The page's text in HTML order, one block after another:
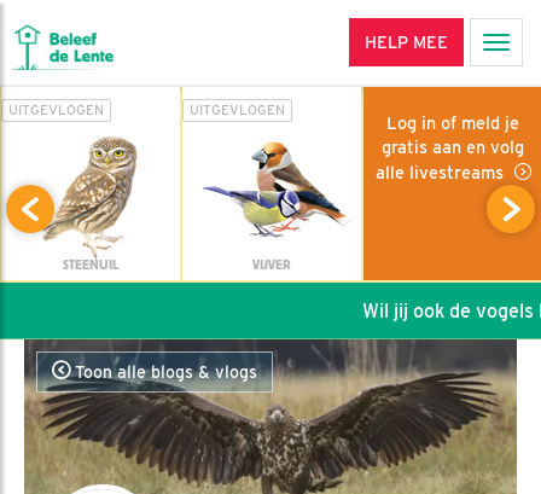
HELP MEE
UITGEVLOGEN
STEENUIL
UITGEVLOGEN
VIJVER
Log in of meld je
gratis aan en volg
alle livestreams
Wil jij ook de vogels
Toon alle blogs & vlogs